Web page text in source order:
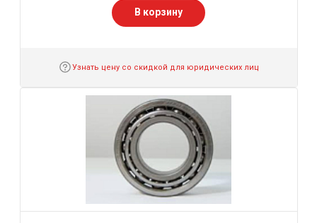
В корзину
Узнать цену со скидкой для юридических лиц